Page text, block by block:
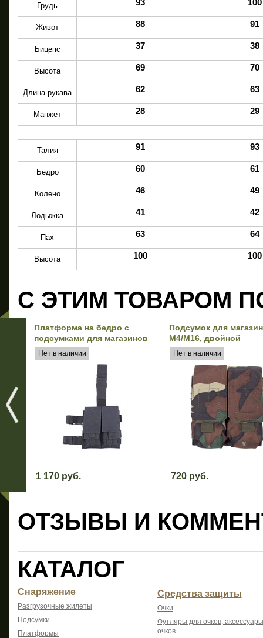
Грудь 93 100
Живот 88 91
Бицепс 37 38
Высота 69 70
Длина рукава 62 63
Манжет 28 29
Талия 91 93
Бедро 60 61
Колено 46 49
Лодыжка 41 42
Пах 63 64
Высота 100 100
С ЭТИМ ТОВАРОМ
Платформа на бедро с
подсумками для магазинов
M4/M16 MFH (Black)
Нет в наличии
1 170 руб.
Подсумок для
M4/M16, двойной
(Woodland)
Нет в наличии
720 руб.
ОТЗЫВЫ И
КАТАЛОГ
Снаряжение
Разгрузочные жилеты
Подсумки
Платформы
Средства защиты
Очки
Футляры для очков,
очков